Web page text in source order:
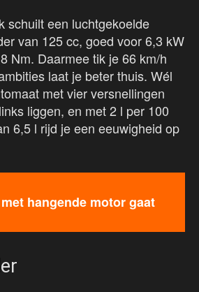
schuilt een luchtgekoelde
van 125 cc, goed voor 6,3 kW
Nm. Daarmee tik je 66 km/h
laat je beter thuis. Wél
met vier versnellingen
liggen, en met 2 l per 100
6,5 l rijd je een eeuwigheid op
hangende motor gaat